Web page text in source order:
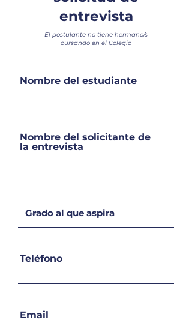
entrevista
El postulante no tiene hermano/s
cursando en el Colegio
Nombre del estudiante
Nombre del solicitante de
la entrevista
Teléfono
Email